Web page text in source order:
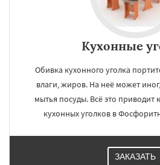
Кухонные
Обивка кухонного уголка
влаги, жиров. На неё может
мытья посуды. Всё это приводит
кухонных уголков в
ЗАКАЗАТЬ